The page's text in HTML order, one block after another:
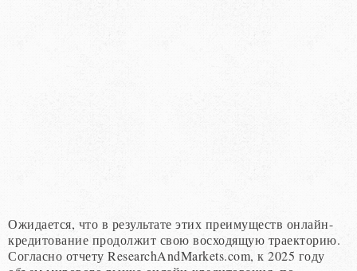
Ожидается, что в результате этих преимуществ онлайн-
кредитование продолжит свою восходящую траекторию.
Согласно отчету ResearchAndMarkets.com, к 2025 году